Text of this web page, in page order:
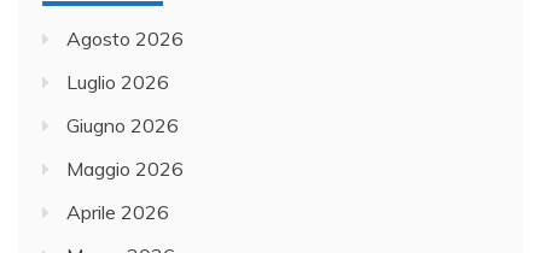
Agosto 2026
Luglio 2026
Giugno 2026
Maggio 2026
Aprile 2026